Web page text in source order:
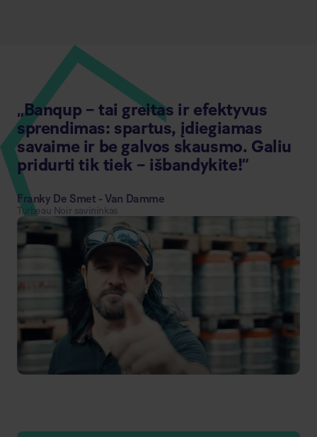
„Banqup – tai greitas ir efektyvus
sprendimas: spartus, įdiegiamas
savaime ir be galvos skausmo. Galiu
pridurti tik tiek – išbandykite!“
Franky De Smet - Van Damme
Turbeau Noir savininkas